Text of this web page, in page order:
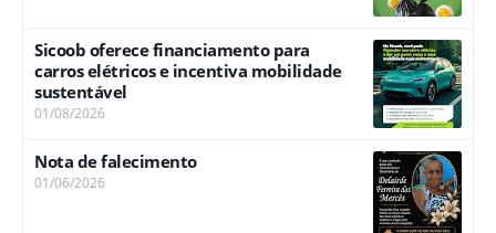
Sicoob oferece financiamento para
carros elétricos e incentiva mobilidade
sustentável
01/08/2026
Nota de falecimento
01/06/2026